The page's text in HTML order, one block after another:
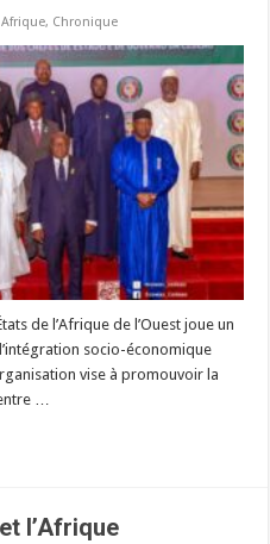
Afrique, Chronique
de l’Afrique de l’Ouest joue un
socio-économique
vise à promouvoir la
…
l’Afrique